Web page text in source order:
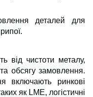
деталей для
від чистоти металу,
та обсягу замовлення.
включають ринкові
як LME, логістичні